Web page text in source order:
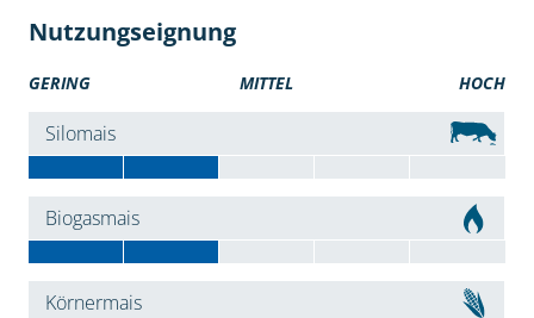
Nutzungseignung
GERING MITTEL HOCH
Silomais
Biogasmais
Körnermais